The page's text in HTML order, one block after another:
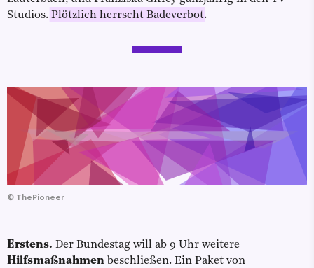
Studios. Plötzlich herrscht Badeverbot.
© ThePioneer
Erstens. Der Bundestag will ab 9 Uhr weitere
Hilfsmaßnahmen beschließen. Ein Paket von